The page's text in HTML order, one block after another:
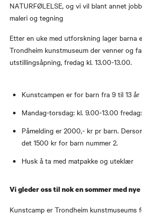
NATURFØLELSE, og vi vil blant annet
maleri og tegning
Etter en uke med utforskning lager barna
Trondheim kunstmuseum der venner og
utstillingsåpning, fredag kl. 13.00-13.00.
Kunstcampen er for barn fra 9 til 13 år
Mandag-torsdag: kl. 9.00-13.00
Påmelding er 2000,- kr pr barn.
det 1500 kr for barn nummer 2.
Husk å ta med matpakke og uteklær
Vi gleder oss til nok en sommer med
Kunstcamp er Trondheim kunstmuseums